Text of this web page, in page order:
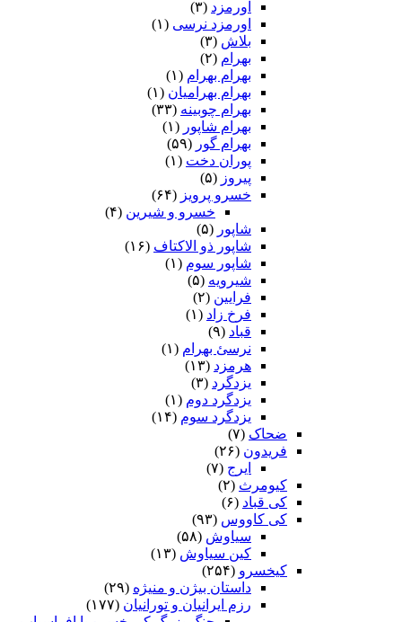
اورمزد (۳)
اورمزد نرسى‏ (۱)
بلاش (۳)
بهرام (۲)
بهرام بهرام (۱)
بهرام بهرامیان‏ (۱)
بهرام چوبینه (۳۳)
بهرام شاپور (۱)
بهرام گور (۵۹)
پوران دخت (۱)
پیروز (۵)
خسرو پرویز (۶۴)
خسرو و شیرین (۴)
شاپور (۵)
شاپور ذو الاکتاف (۱۶)
شاپور سوم‏ (۱)
شیرویه (۵)
فرایین (۲)
فرخ زاد (۱)
قباد (۹)
نرسئ بهرام‏ (۱)
هرمزد (۱۳)
یزدگرد (۳)
یزدگرد دوم (۱)
یزدگرد سوم (۱۴)
ضحاک (۷)
فریدون (۲۶)
ایرج (۷)
کیومرث (۲)
کی قباد (۶)
کی کاووس (۹۳)
سیاوش (۵۸)
کین سیاوش (۱۳)
کیخسرو (۲۵۴)
داستان بیژن و منیژه (۲۹)
رزم ایرانیان و تورانیان (۱۷۷)